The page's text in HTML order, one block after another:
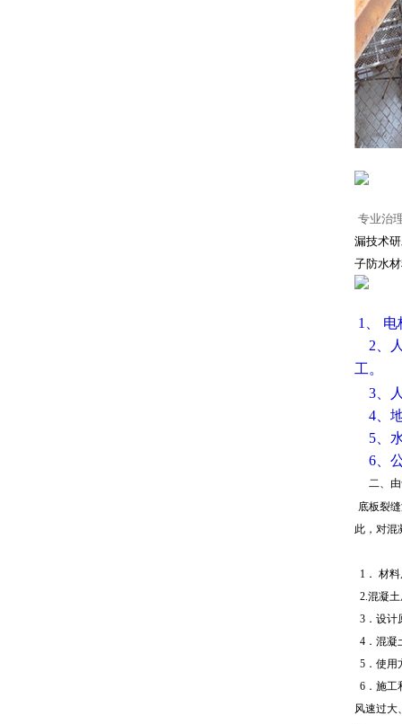
专业治
漏技术
子防水
1、
2、
工。
3、
4、
5、
6、
二、
底板裂
此，对混
1． 材
2.混凝
3．设计
4 ．混
5．使用
6．施工
风速过大